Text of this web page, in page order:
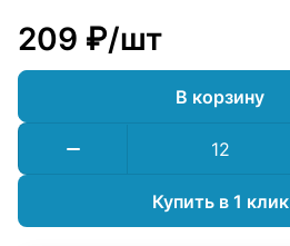
209 ₽/шт
В корзину
Купить в 1 клик